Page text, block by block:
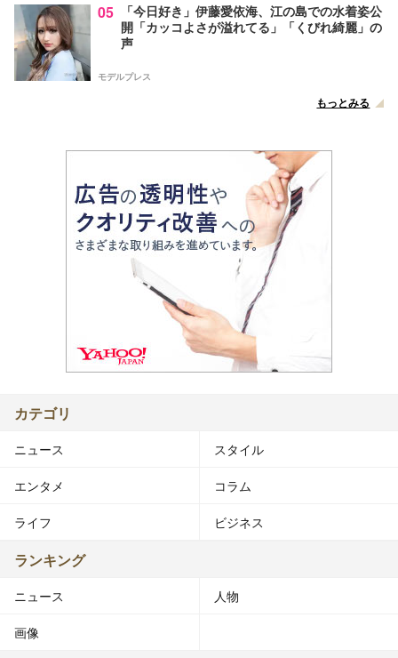
05
「今日好き」伊藤愛依海、江の島での水着姿公
開「カッコよさが溢れてる」「くびれ綺麗」の
声
モデルプレス
もっとみる
カテゴリ
ニュース スタイル
エンタメ コラム
ライフ ビジネス
ランキング
ニュース 人物
画像